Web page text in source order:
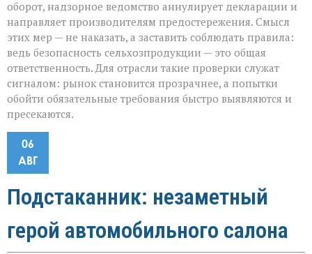
оборот, надзорное ведомство аннулирует декларации и
направляет производителям предостережения. Смысл
этих мер — не наказать, а заставить соблюдать правила:
ведь безопасность сельхозпродукции — это общая
ответственность. Для отрасли такие проверки служат
сигналом: рынок становится прозрачнее, а попытки
обойти обязательные требования быстро выявляются и
пресекаются.
06
АВГ
Подстаканник: незаметный
герой автомобильного салона